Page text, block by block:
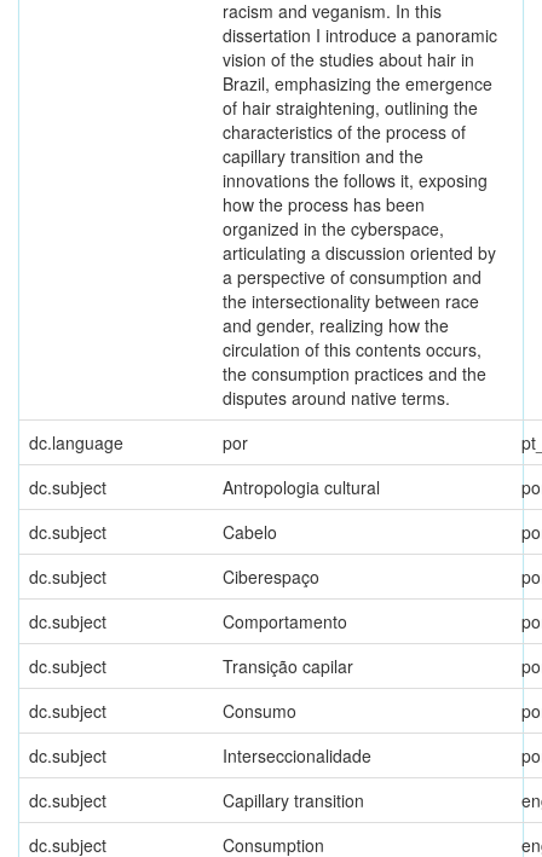
racism and veganism. In this
dissertation I introduce a panoramic
vision of the studies about hair in
Brazil, emphasizing the emergence
of hair straightening, outlining the
characteristics of the process of
capillary transition and the
innovations the follows it, exposing
how the process has been
organized in the cyberspace,
articulating a discussion oriented by
a perspective of consumption and
the intersectionality between race
and gender, realizing how the
circulation of this contents occurs,
the consumption practices and the
disputes around native terms.
dc.language por
dc.subject
Antropologia cultural
dc.subject
Cabelo
dc.subject
Ciberespaço
dc.subject
Comportamento
dc.subject
Transição capilar
dc.subject
Consumo
dc.subject
Interseccionalidade
dc.subject
Capillary transition
dc.subject
Consumption